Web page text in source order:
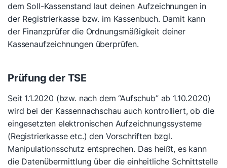
dem Soll-Kassenstand laut deinen Aufzeichnungen in
der Registrierkasse bzw. im Kassenbuch. Damit kann
der Finanzprüfer die Ordnungsmäßigkeit deiner
Kassenaufzeichnungen überprüfen.
Prüfung der TSE
Seit 1.1.2020 (bzw. nach dem “Aufschub” ab 1.10.2020)
wird bei der Kassennachschau auch kontrolliert, ob die
eingesetzten elektronischen Aufzeichnungssysteme
(Registrierkasse etc.) den Vorschriften bzgl.
Manipulationsschutz entsprechen. Das heißt, es kann
die Datenübermittlung über die einheitliche Schnittstelle